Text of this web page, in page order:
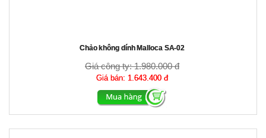
Chảo không dính Malloca SA-02
Giá công ty:1.980.000 đ
Giá bán: 1.643.400 đ